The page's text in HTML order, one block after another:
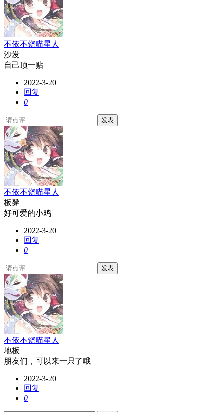
不依不饶喵星人
沙发
自己顶一贴
2022-3-20
回复
0
发表
不依不饶喵星人
板凳
好可爱的小鸡
2022-3-20
回复
0
发表
不依不饶喵星人
地板
朋友们，可以来一只了哦
2022-3-20
回复
0